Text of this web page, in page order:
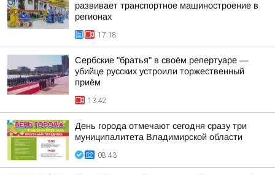
развивает транспортное машиностроение в
регионах
17:18
Сербские "братья" в своём репертуаре —
убийце русских устроили торжественный
приём
13:42
День города отмечают сегодня сразу три
муниципалитета Владимирской области
08:43